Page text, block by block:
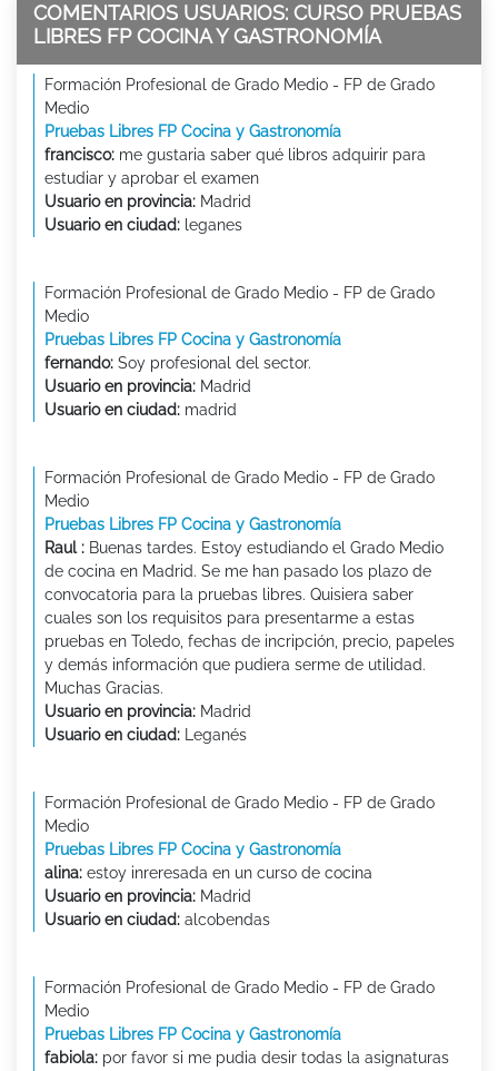
COMENTARIOS USUARIOS: CURSO PRUEBAS
LIBRES FP COCINA Y GASTRONOMÍA
Formación Profesional de Grado Medio - FP de Grado
Medio
Pruebas Libres FP Cocina y Gastronomía
francisco: me gustaria saber qué libros adquirir para
estudiar y aprobar el examen
Usuario en provincia: Madrid
Usuario en ciudad: leganes
Formación Profesional de Grado Medio - FP de Grado
Medio
Pruebas Libres FP Cocina y Gastronomía
fernando: Soy profesional del sector.
Usuario en provincia: Madrid
Usuario en ciudad: madrid
Formación Profesional de Grado Medio - FP de Grado
Medio
Pruebas Libres FP Cocina y Gastronomía
Raul : Buenas tardes. Estoy estudiando el Grado Medio
de cocina en Madrid. Se me han pasado los plazo de
convocatoria para la pruebas libres. Quisiera saber
cuales son los requisitos para presentarme a estas
pruebas en Toledo, fechas de incripción, precio, papeles
y demás información que pudiera serme de utilidad.
Muchas Gracias.
Usuario en provincia: Madrid
Usuario en ciudad: Leganés
Formación Profesional de Grado Medio - FP de Grado
Medio
Pruebas Libres FP Cocina y Gastronomía
alina: estoy inreresada en un curso de cocina
Usuario en provincia: Madrid
Usuario en ciudad: alcobendas
Formación Profesional de Grado Medio - FP de Grado
Medio
Pruebas Libres FP Cocina y Gastronomía
fabiola: por favor si me pudia desir todas la asignaturas